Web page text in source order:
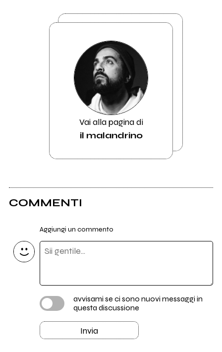
Vai alla pagina di
il malandrino
COMMENTI
Aggiungi un commento
avvisami se ci sono nuovi messaggi in
questa discussione
Invia